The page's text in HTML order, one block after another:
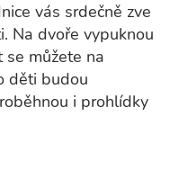
vás srdečně zve
Na dvoře vypuknou
můžete na
děti budou
i prohlídky